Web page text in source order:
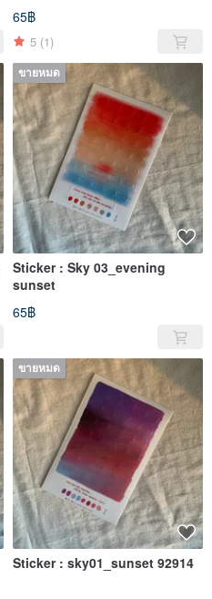
65฿
5 (1)
ขายหมด
Sticker : Sky 03_evening
sunset
65฿
ขายหมด
Sticker : sky01_sunset 92914